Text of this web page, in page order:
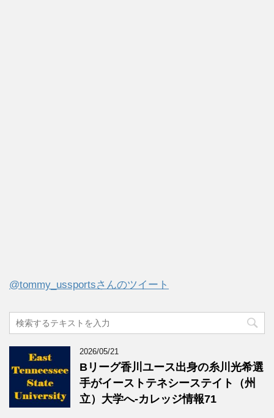
@tommy_ussportsさんのツイート
2026/05/21
Bリーグ香川ユース出身の糸川光希選
手がイーストテネシーステイト（州
立）大学へ‐カレッジ情報71